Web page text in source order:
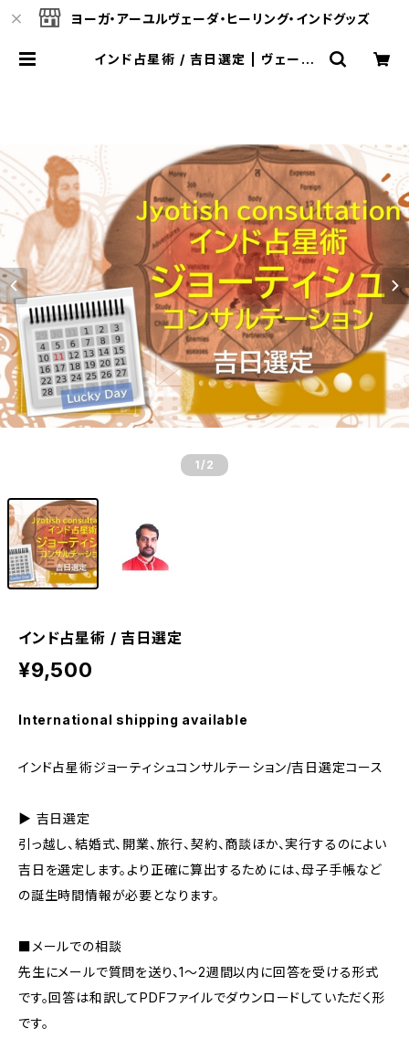
ヨーガ・アーユルヴェーダ・ヒーリング・インドグッズ
インド占星術 / 吉日選定 | ヴェーダ
1 /2
インド占星術 / 吉日選定
¥9,500
International shipping available
インド占星術ジョーティシュコンサルテーション/吉日選定コース
▶ 吉日選定
引っ越し、結婚式、開業、旅行、契約、商談ほか、実行するのによい
吉日を選定します。より正確に算出するためには、母子手帳など
の誕生時間情報が必要となります。
■メールでの相談
先生にメールで質問を送り、1～2週間以内に回答を受ける形式
です。回答は和訳してPDFファイルでダウンロードしていただく形
です。